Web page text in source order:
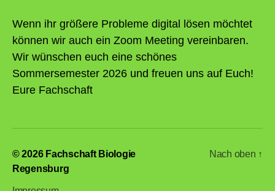
Wenn ihr größere Probleme digital lösen möchtet
können wir auch ein Zoom Meeting vereinbaren.
Wir wünschen euch eine schönes
Sommersemester 2026 und freuen uns auf Euch!
Eure Fachschaft
© 2026 Fachschaft Biologie
Regensburg
Nach oben ↑